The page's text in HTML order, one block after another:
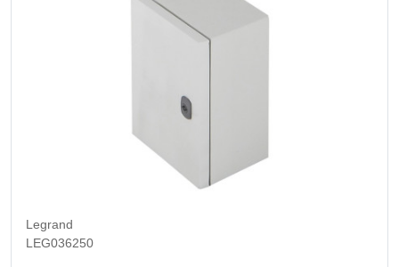
Legrand
LEG036250